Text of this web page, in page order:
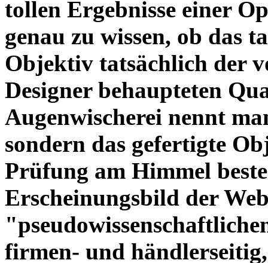
tollen Ergebnisse einer
genau zu wissen, ob das
Objektiv tatsächlich der
Designer behaupteten
Augenwischerei nennt
sondern das gefertigte
Prüfung am Himmel
Erscheinungsbild der
firmen- und